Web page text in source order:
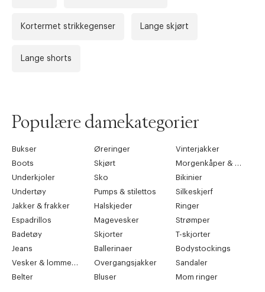
Kortermet strikkegenser Lange skjørt
Lange shorts
Populære damekategorier
Bukser Øreringer
Vinterjakker
Boots
Skjørt
Morgenkåper & kimonoer
Underkjoler
Sko
Bikinier
Undertøy
Pumps & stilettos
Silkeskjerf
Jakker & frakker
Halskjeder
Ringer
Espadrillos
Magevesker
Strømper
Badetøy
Skjorter
T-skjorter
Jeans
Ballerinaer
Bodystockings
Vesker & lommebøker
Overgangsjakker
Sandaler
Belter
Bluser Mom ringer